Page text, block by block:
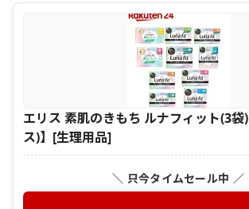
エリス 素肌のきもち ルナフィット(3袋
ス)】[生理用品]
＼ 只今タイムセール中 ／